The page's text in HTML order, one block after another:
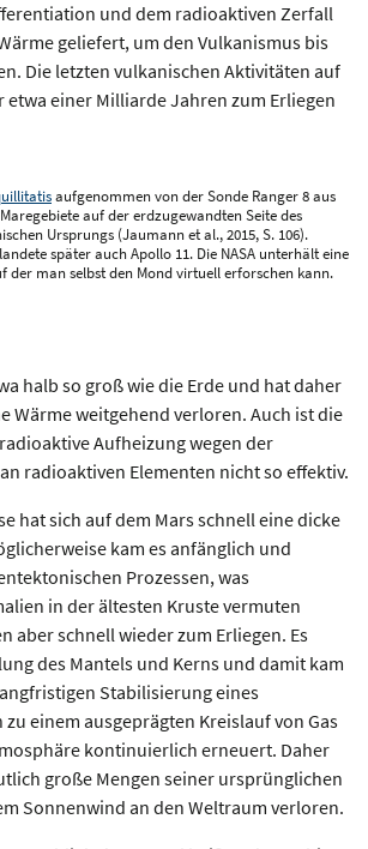
und dem radioaktiven Zerfall
geliefert, um den Vulkanismus bis
Die letzten vulkanischen Aktivitäten auf
etwa einer Milliarde Jahren zum Erliegen
aufgenommen von der Sonde Ranger 8 aus
auf der erdzugewandten Seite des
Ursprungs (Jaumann et al., 2015, S. 106).
später auch Apollo 11. Die NASA unterhält eine
der man selbst den Mond virtuell erforschen kann.
halb so groß wie die Erde und hat daher
Wärme weitgehend verloren. Auch ist die
Aufheizung wegen der
radioaktiven Elementen nicht so effektiv.
hat sich auf dem Mars schnell eine dicke
kam es anfänglich und
Prozessen, was
in der ältesten Kruste vermuten
aber schnell wieder zum Erliegen. Es
des Mantels und Kerns und damit kam
Stabilisierung eines
einem ausgeprägten Kreislauf von Gas
kontinuierlich erneuert. Daher
große Mengen seiner ursprünglichen
Sonnenwind an den Weltraum verloren.